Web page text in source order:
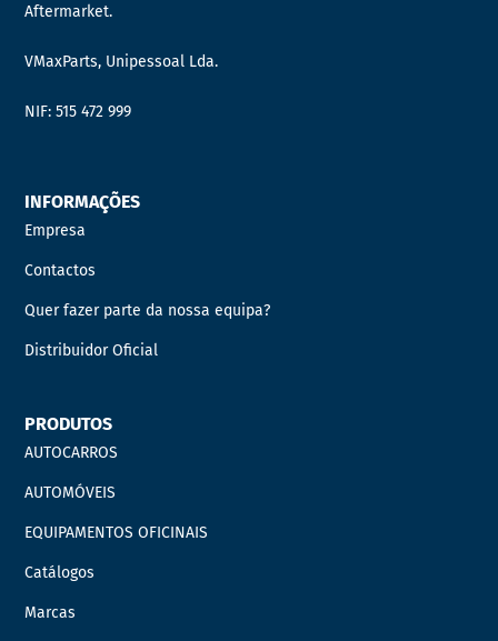
Aftermarket.
VMaxParts, Unipessoal Lda.
NIF: 515 472 999
INFORMAÇÕES
Empresa
Contactos
Quer fazer parte da nossa equipa?
Distribuidor Oficial
PRODUTOS
AUTOCARROS
AUTOMÓVEIS
EQUIPAMENTOS OFICINAIS
Catálogos
Marcas